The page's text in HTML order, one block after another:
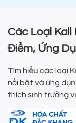
Các Loại
Điểm, Ứng
Tìm hiểu các loại
nổi bật và ứng
thích sinh trưởng